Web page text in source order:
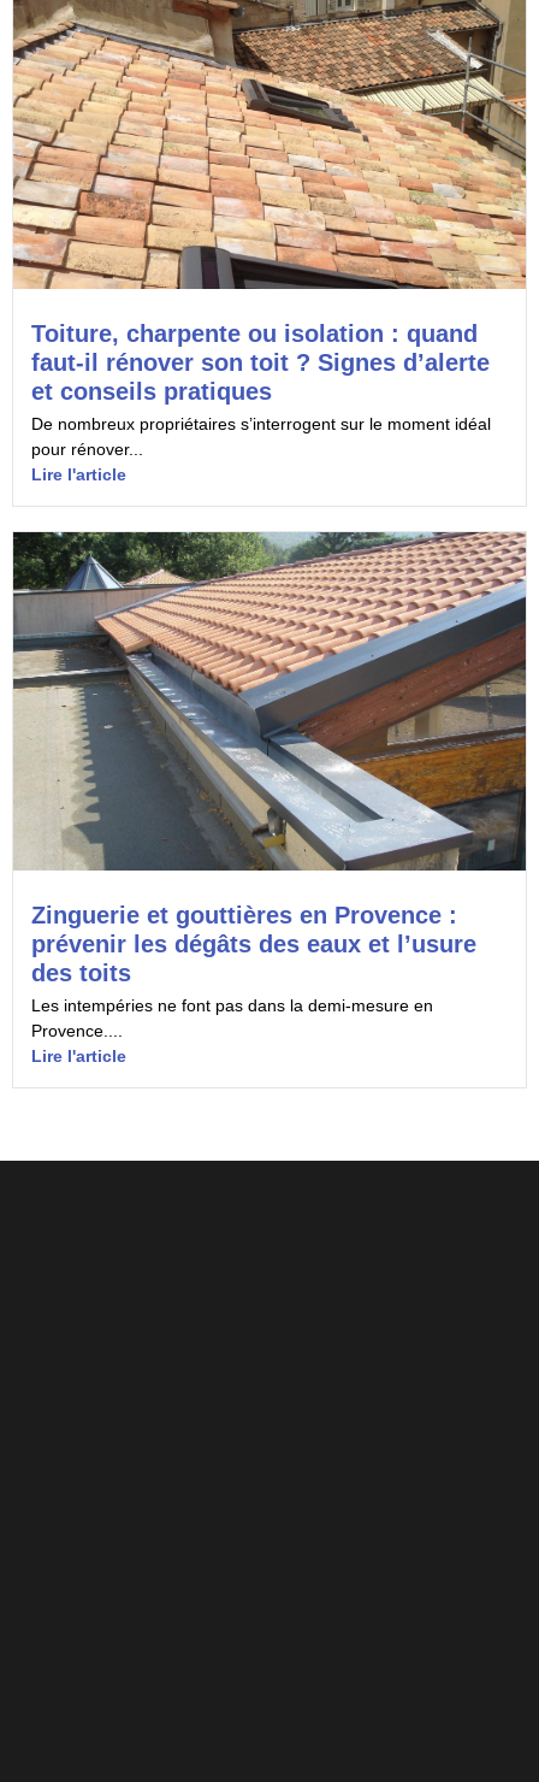
Toiture, charpente ou isolation : quand
faut-il rénover son toit ? Signes d’alerte
et conseils pratiques
De nombreux propriétaires s’interrogent sur le moment idéal
pour rénover...
Lire l'article
Zinguerie et gouttières en Provence :
prévenir les dégâts des eaux et l’usure
des toits
Les intempéries ne font pas dans la demi-mesure en
Provence....
Lire l'article